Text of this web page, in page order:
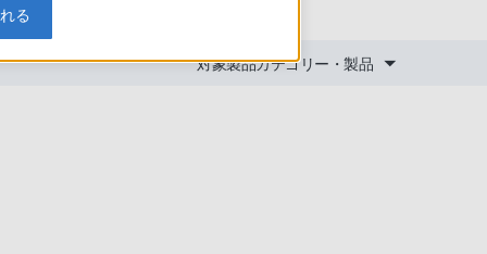
対象製品カテゴリー・製品
る